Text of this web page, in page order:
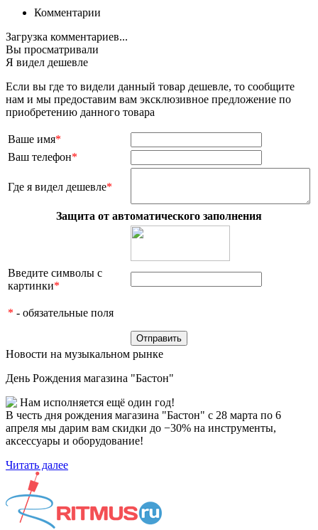
Комментарии
Загрузка комментариев...
Вы просматривали
Я видел дешевле
Если вы где то видели данный товар дешевле, то сообщите
нам и мы предоставим вам эксклюзивное предложение по
приобретению данного товара
Ваше имя*
Ваш телефон*
Где я видел дешевле*
Защита от автоматического заполнения
Введите символы с
картинки*
* - обязательные поля
Новости на музыкальном рынке
День Рождения магазина "Бастон"
Нам исполняется ещё один год!
В честь дня рождения магазина "Бастон" с 28 марта по 6
апреля мы дарим вам скидки до −30% на инструменты,
аксессуары и оборудование!
Читать далее